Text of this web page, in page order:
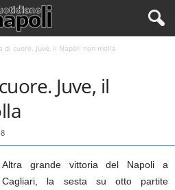
di cuore. Juve, il Napoli non molla
Juve, il
Altra grande vittoria del Napoli a
Cagliari, la sesta su otto partite